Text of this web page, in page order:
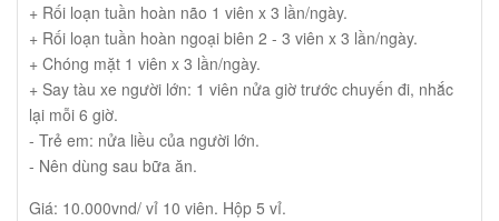
+ Rối loạn tuần hoàn não 1 viên x 3 lần/ngày.
+ Rối loạn tuần hoàn ngoại biên 2 - 3 viên x 3 lần/ngày.
+ Chóng mặt 1 viên x 3 lần/ngày.
+ Say tàu xe người lớn: 1 viên nửa giờ trước chuyến đi, nhắc
lại mỗi 6 giờ.
- Trẻ em: nửa liều của người lớn.
- Nên dùng sau bữa ăn.
Giá: 10.000vnd/ vỉ 10 viên. Hộp 5 vỉ.